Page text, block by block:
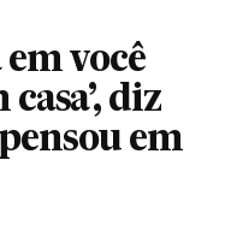
em você
diz
em